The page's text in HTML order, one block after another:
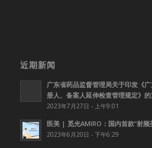
近期新闻
广东省药品监督管理局关于印发《
册人、备案人延伸检查管理规定》
2023年7月27日 - 上午9:01
医美 | 觅光AMIRO：国内首款”射频
2023年6月20日 - 下午6:29